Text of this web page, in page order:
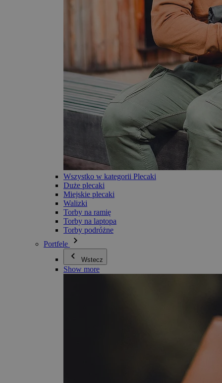
Wszystko w kategorii Plecaki
Duże plecaki
Miejskie plecaki
Walizki
Torby na ramię
Torby na laptopa
Torby podróżne
Portfele
Wstecz
Show more